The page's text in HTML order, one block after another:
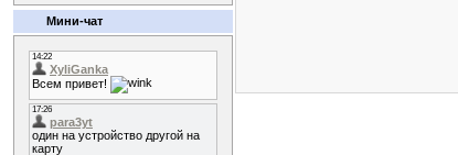
Мини-чат